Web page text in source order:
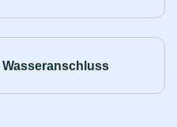
Wasseranschluss